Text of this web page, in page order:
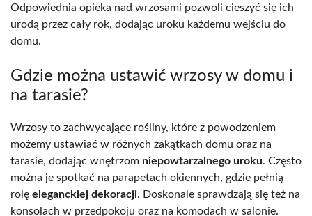
Odpowiednia opieka nad wrzosami pozwoli cieszyć się ich
urodą przez cały rok, dodając uroku każdemu wejściu do
domu.
Gdzie można ustawić wrzosy w domu i
na tarasie?
Wrzosy to zachwycające rośliny, które z powodzeniem
możemy ustawiać w różnych zakątkach domu oraz na
tarasie, dodając wnętrzom niepowtarzalnego uroku. Często
można je spotkać na parapetach okiennych, gdzie pełnią
rolę eleganckiej dekoracji. Doskonale sprawdzają się też na
konsolach w przedpokoju oraz na komodach w salonie.